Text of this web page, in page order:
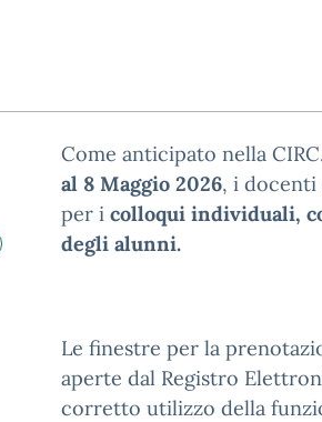
Come anticipato nella
al 8 Maggio 2026, i docenti
per i colloqui individuali,
degli alunni.
Le finestre per la
aperte dal Registro
corretto utilizzo della